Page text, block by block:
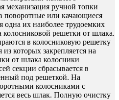
механизация ручной топки
поворотные или качающиеся
одна их наиболее трудоемких
решетки от шлака.
в колосниковую решетку
которых закрепляется на
от шлака колосники
секции сбрасывается в
под решеткой. На
колосниками с
весь шлак. Полную очистку